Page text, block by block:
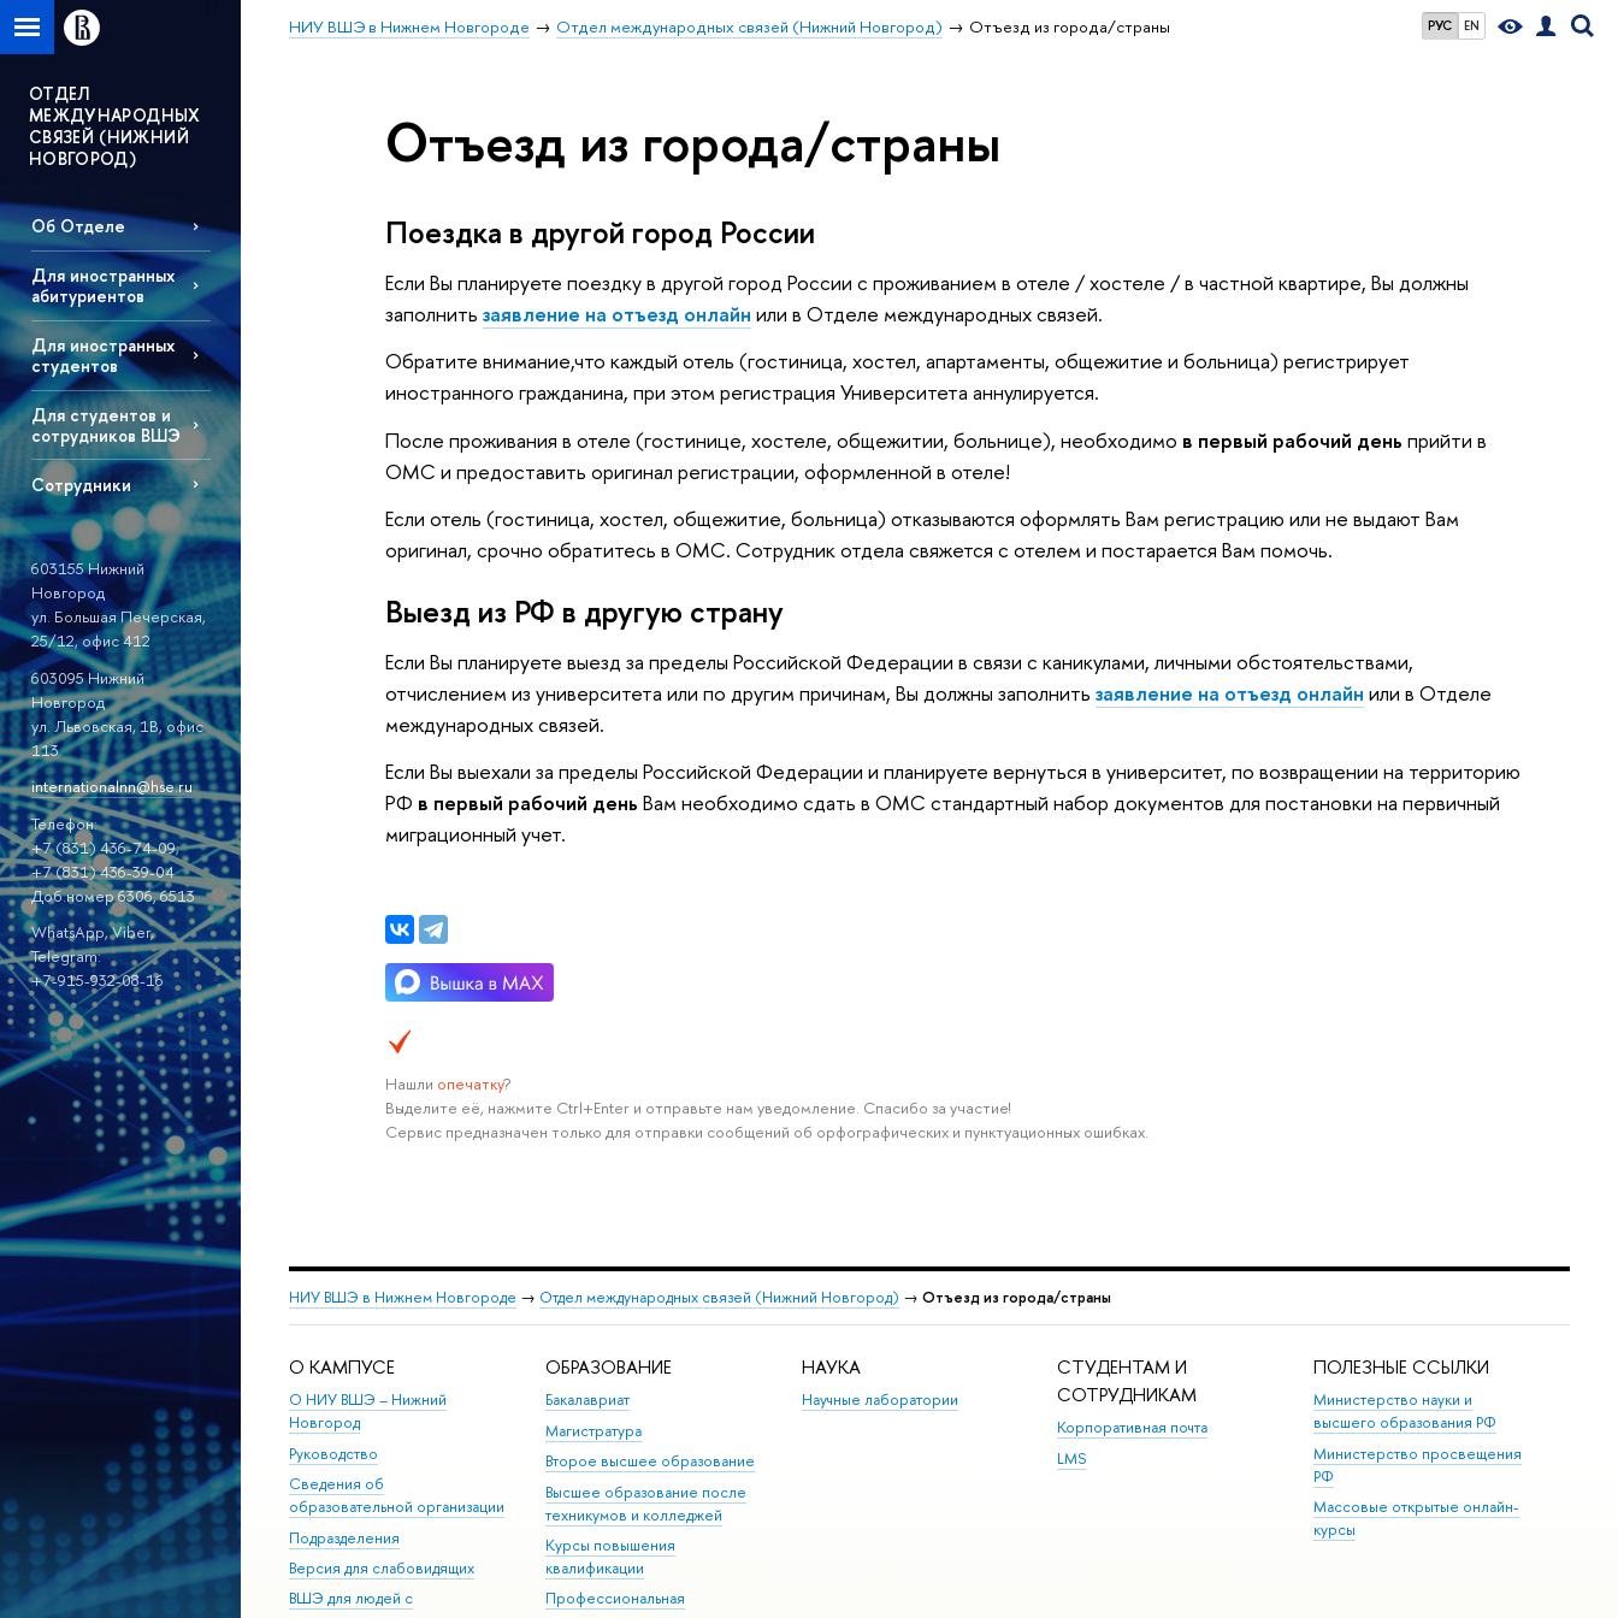
РУС EN
НИУ ВШЭ в Нижнем Новгороде Отдел международных связей (Нижний Новгород) Отъезд из города/страны
ОТДЕЛ
МЕЖДУНАРОДНЫХ
СВЯЗEЙ (НИЖНИЙ
НОВГОРОД)
Об Отделе
Для иностранных
абитуриентов
Для иностранных
студентов
Для студентов и
сотрудников ВШЭ
Сотрудники
603155 Нижний
Новгород
ул. Большая Печерская,
25/12, офис 412
603095 Нижний
Новгород
ул. Львовская, 1В, офис
113
internationalnn@hse.ru
Телефон:
+7 (831) 436-74-09;
+7 (831) 436-39-04
Доб.номер 6306, 6513
WhatsApp, Viber,
Telegram:
+7-915-932-08-16
Отъезд из города/страны
Поездка в другой город России
Если Вы планируете поездку в другой город России с проживанием в отеле / хостеле / в частной квартире, Вы должны
заполнить заявление на отъезд онлайн или в Отделе международных связей.
Обратите внимание,что каждый отель (гостиница, хостел, апартаменты, общежитие и больница) регистрирует
иностранного гражданина, при этом регистрация Университета аннулируется.
После проживания в отеле (гостинице, хостеле, общежитии, больнице), необходимо в первый рабочий день прийти в
ОМС и предоставить оригинал регистрации, оформленной в отеле!
Если отель (гостиница, хостел, общежитие, больница) отказываются оформлять Вам регистрацию или не выдают Вам
оригинал, срочно обратитесь в ОМС. Сотрудник отдела свяжется с отелем и постарается Вам помочь.
Выезд из РФ в другую страну
Если Вы планируете выезд за пределы Российской Федерации в связи с каникулами, личными обстоятельствами,
отчислением из университета или по другим причинам, Вы должны заполнить заявление на отъезд онлайн или в Отделе
международных связей.
Если Вы выехали за пределы Российской Федерации и планируете вернуться в университет, по возвращении на территорию
РФ в первый рабочий день Вам необходимо сдать в ОМС стандартный набор документов для постановки на первичный
миграционный учет.
Нашли опечатку?
Выделите её, нажмите Ctrl+Enter и отправьте нам уведомление. Спасибо за участие!
Сервис предназначен только для отправки сообщений об орфографических и пунктуационных ошибках.
НИУ ВШЭ в Нижнем Новгороде → Отдел международных связей (Нижний Новгород) → Отъезд из города/страны
О КАМПУСЕ
О НИУ ВШЭ – Нижний
Новгород
Руководство
Сведения об
образовательной организации
Подразделения
Версия для слабовидящих
ВШЭ для людей с
ОБРАЗОВАНИЕ
Бакалавриат
Магистратура
Второе высшее образование
Высшее образование после
техникумов и колледжей
Курсы повышения
квалификации
Профессиональная
НАУКА
Научные лаборатории
СТУДЕНТАМ И
СОТРУДНИКАМ
Корпоративная почта
LMS
ПОЛЕЗНЫЕ ССЫЛКИ
Министерство науки и
высшего образования РФ
Министерство просвещения
РФ
Массовые открытые онлайн-
курсы